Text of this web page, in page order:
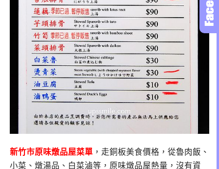
新竹市原味燉品屋菜單 ，走銅板美食價格，從魯肉飯、
小菜、燉湯品、白菜滷等，原味燉品屋熱量，沒有資